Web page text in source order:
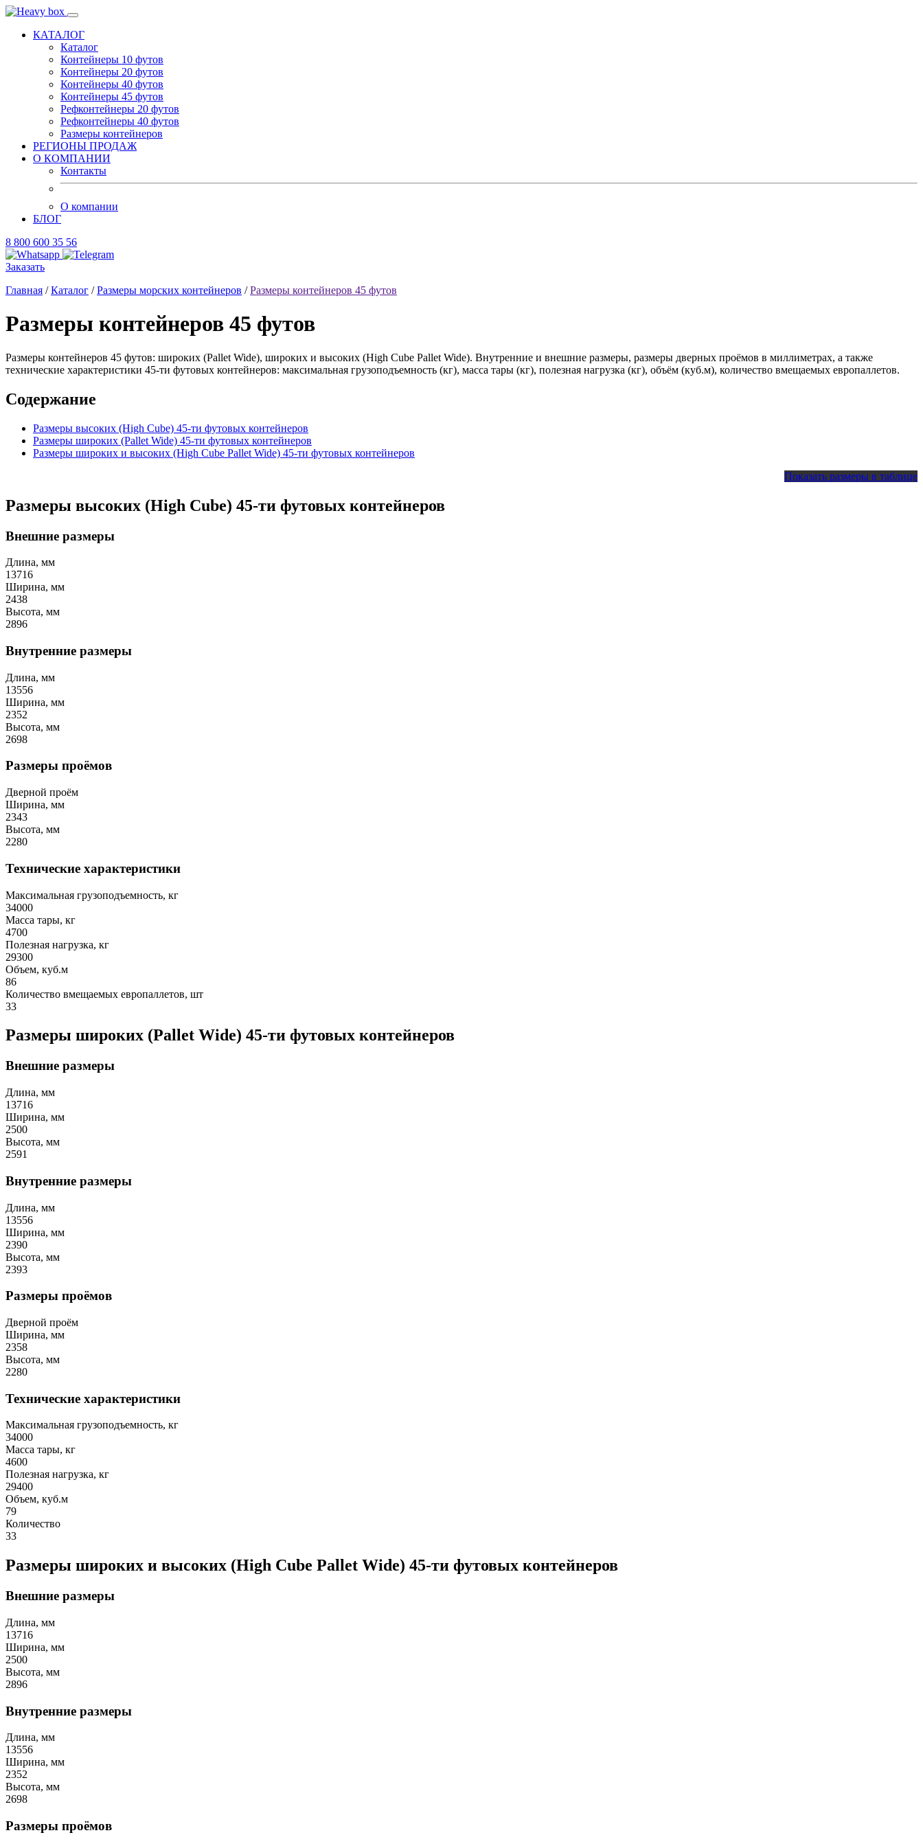
КАТАЛОГ
Каталог
Контейнеры 10 футов
Контейнеры 20 футов
Контейнеры 40 футов
Контейнеры 45 футов
Рефконтейнеры 20 футов
Рефконтейнеры 40 футов
Размеры контейнеров
РЕГИОНЫ ПРОДАЖ
О КОМПАНИИ
Контакты
О компании
БЛОГ
8 800 600 35 56
Заказать
Главная /Каталог /Размеры морских контейнеров /Размеры контейнеров 45 футов
Размеры контейнеров 45 футов
Размеры контейнеров 45 футов: широких (Pallet Wide), широких и высоких (High Cube Pallet Wide). Внутренние и внешние размеры, размеры дверных проёмов в миллиметрах, а также
технические характеристики 45-ти футовых контейнеров: максимальная грузоподъемность (кг), масса тары (кг), полезная нагрузка (кг), объём (куб.м), количество вмещаемых европаллетов.
Содержание
Размеры высоких (High Cube) 45-ти футовых контейнеров
Размеры широких (Pallet Wide) 45-ти футовых контейнеров
Размеры широких и высоких (High Cube Pallet Wide) 45-ти футовых контейнеров
Показать размеры в таблице
Размеры высоких (High Cube) 45-ти футовых контейнеров
Внешние размеры
Длина, мм
13716
Ширина, мм
2438
Высота, мм
2896
Внутренние размеры
Длина, мм
13556
Ширина, мм
2352
Высота, мм
2698
Размеры проёмов
Дверной проём
Ширина, мм
2343
Высота, мм
2280
Технические характеристики
Максимальная грузоподъемность, кг
34000
Масса тары, кг
4700
Полезная нагрузка, кг
29300
Объем, куб.м
86
Количество вмещаемых европаллетов, шт
33
Размеры широких (Pallet Wide) 45-ти футовых контейнеров
Внешние размеры
Длина, мм
13716
Ширина, мм
2500
Высота, мм
2591
Внутренние размеры
Длина, мм
13556
Ширина, мм
2390
Высота, мм
2393
Размеры проёмов
Дверной проём
Ширина, мм
2358
Высота, мм
2280
Технические характеристики
Максимальная грузоподъемность, кг
34000
Масса тары, кг
4600
Полезная нагрузка, кг
29400
Объем, куб.м
79
Количество
33
Размеры широких и высоких (High Cube Pallet Wide) 45-ти футовых контейнеров
Внешние размеры
Длина, мм
13716
Ширина, мм
2500
Высота, мм
2896
Внутренние размеры
Длина, мм
13556
Ширина, мм
2352
Высота, мм
2698
Размеры проёмов